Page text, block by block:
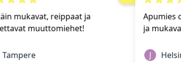
mukavat, reippaat ja
muuttomiehet!
Apumies
ja mukava